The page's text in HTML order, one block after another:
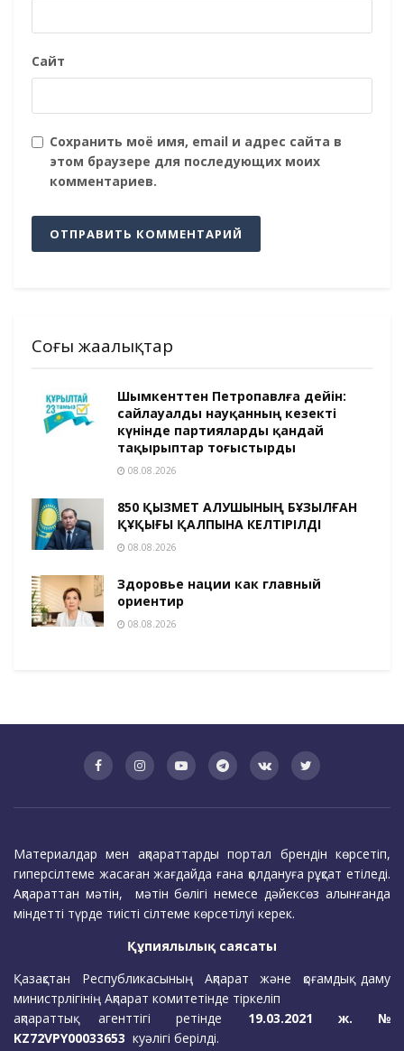
Сайт
Сохранить моё имя, email и адрес сайта в
этом браузере для последующих моих
комментариев.
Соңғы жаңалықтар
Шымкенттен Петропавлға дейін:
сайлауалды науқанның кезекті
күнінде партияларды қандай
тақырыптар тоғыстырды
08.08.2026
850 ҚЫЗМЕТ АЛУШЫНЫҢ БҰЗЫЛҒАН
ҚҰҚЫҒЫ ҚАЛПЫНА КЕЛТІРІЛДІ
08.08.2026
Здоровье нации как главный
ориентир
08.08.2026
Материалдар мен ақпараттарды портал брендін көрсетіп,
гиперсілтеме жасаған жағдайда ғана қолдануға рұқсат етіледі.
Ақпараттан мәтін, мәтін бөлігі немесе дәйексөз алынғанда
міндетті түрде тиісті сілтеме көрсетілуі керек.
Құпиялылық саясаты
Қазақстан Республикасының Ақпарат және қоғамдық даму
министрлігінің Ақпарат комитетінде тіркеліп
ақпараттық агенттігі ретінде 19.03.2021 ж. №
KZ72VPY00033653 куәлігі берілді.